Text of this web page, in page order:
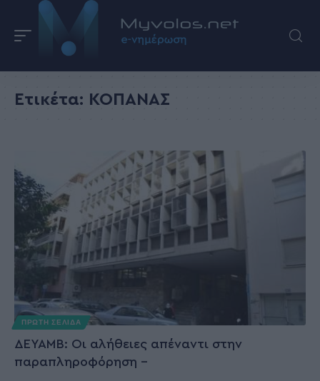
Ετικέτα: ΚΟΠΑΝΑΣ
ΠΡΩΤΗ ΣΕΛΙΔΑ
ΔΕΥΑΜΒ: Οι αλήθειες απέναντι στην
παραπληροφόρηση –